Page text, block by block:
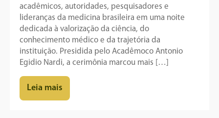
acadêmicos, autoridades, pesquisadores e
lideranças da medicina brasileira em uma noite
dedicada à valorização da ciência, do
conhecimento médico e da trajetória da
instituição. Presidida pelo Acadêmoco Antonio
Egidio Nardi, a cerimônia marcou mais […]
Leia mais